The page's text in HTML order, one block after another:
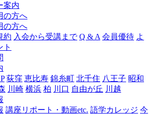
ャ
崎
案内
の方へ
の方へ
約 入会から受講まで Q & A 会員優待 よ
ト
荻窪 恵比寿 錦糸町 北千住 八王子 昭和
川崎 横浜 柏 川口 自由が丘 川越
講座リポート・動画etc. 語学カレッジ 今